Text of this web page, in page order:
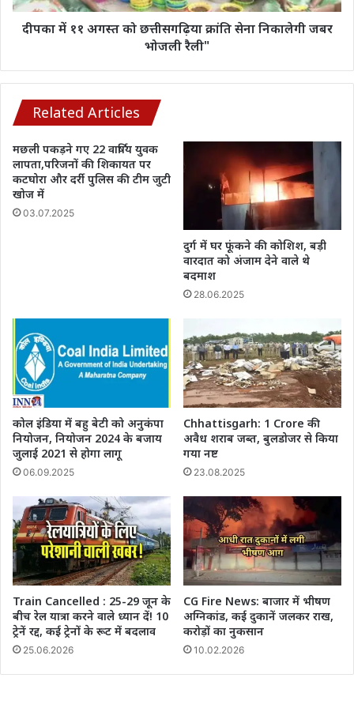
निकालेगी
जबरदीपका में ११ अगस्त को छत्तीसगढ़िया क्रांति सेना निकालेगी जबर
भोजली रैली"
Related Articles
मछली पकड़ने गए 22 वार्षिय युवक
लापता,परिजनों की शिकायत पर
कटघोरा और दर्री पुलिस की टीम जुटी
खोज में
03.07.2025
दुर्ग में घर फूंकने की कोशिश, बड़ी
वारदात को अंजाम देने वाले थे
बदमाश
28.06.2025
कोल इंडिया में बहु बेटी को अनुकंपा
नियोजन, नियोजन 2024 के बजाय
जुलाई 2021 से होगा लागू
06.09.2025
Chhattisgarh: 1 Crore की
अवैध शराब जब्त, बुलडोजर से किया
गया नष्ट
23.08.2025
Train Cancelled : 25-29 जून के
बीच रेल यात्रा करने वाले ध्यान दें! 10
ट्रेनें रद्द, कई ट्रेनों के रूट में बदलाव
25.06.2026
CG Fire News: बाजार में भीषण
अग्निकांड, कई दुकानें जलकर राख,
करोड़ों का नुकसान
10.02.2026